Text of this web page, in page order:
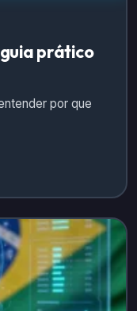
prático
por que